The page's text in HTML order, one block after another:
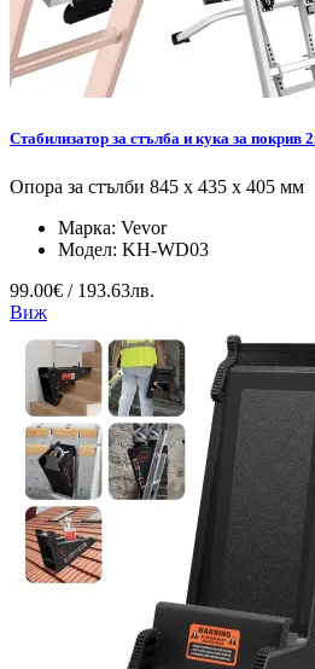
Стабилизатор за стълба и кука за покрив
Опора за стълби 845 x 435 x 405 мм
Марка: Vevor
Модел: KH-WD03
99.00€ / 193.63лв.
Виж